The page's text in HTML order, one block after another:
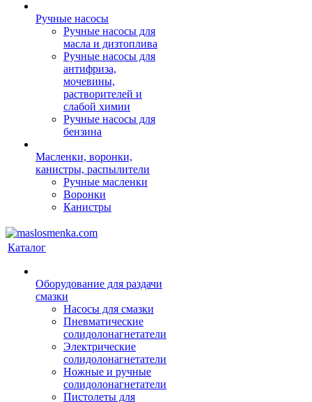
Ручные насосы
Ручные насосы для
масла и дизтоплива
Ручные насосы для
антифриза,
мочевины,
растворителей и
слабой химии
Ручные насосы для
бензина
Масленки, воронки,
канистры, распылители
Ручные масленки
Воронки
Канистры
Каталог
Оборудование для раздачи
смазки
Насосы для смазки
Пневматические
солидолонагнетатели
Электрические
солидолонагнетатели
Ножные и ручные
солидолонагнетатели
Пистолеты для